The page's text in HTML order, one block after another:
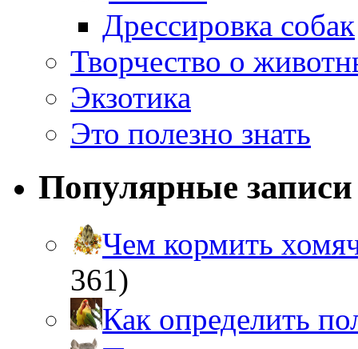
Дрессировка собак
Творчество о
Экзотика
Это полезно знать
Популярные записи
Чем кормить
361)
Как определить